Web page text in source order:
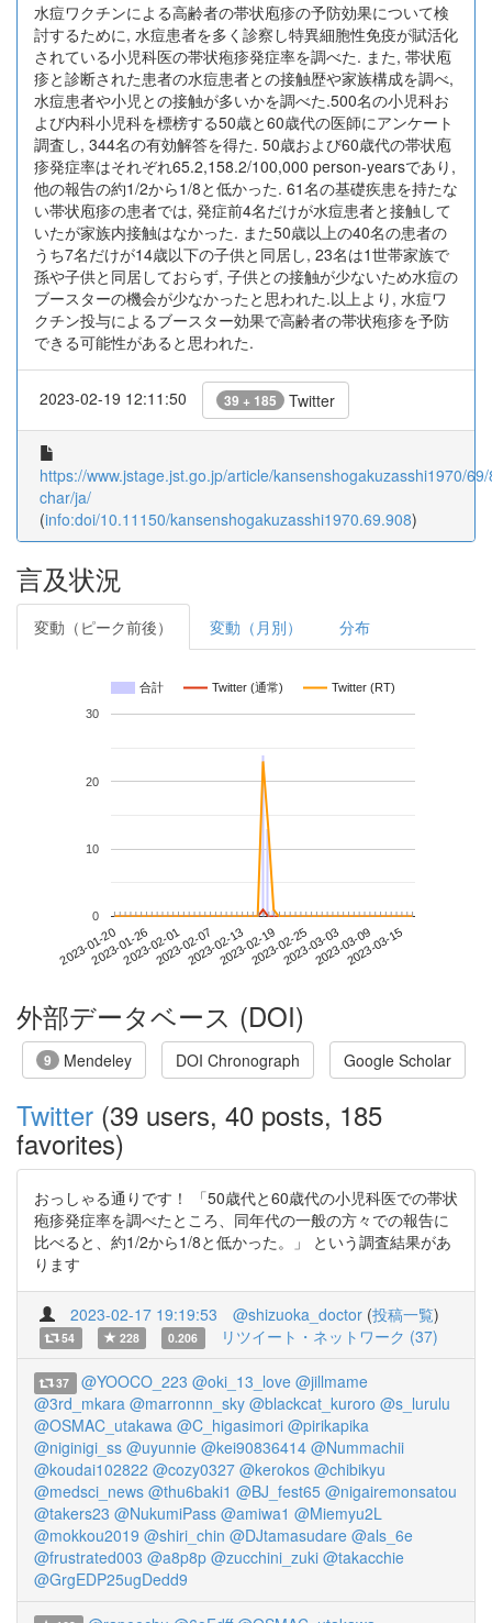
水痘ワクチンによる高齢者の帯状庖疹の予防効果について検
討するために, 水痘患者を多く診察し特異細胞性免疫が賦活化
されている小児科医の帯状疱疹発症率を調べた. また, 帯状庖
疹と診断された患者の水痘患者との接触歴や家族構成を調べ,
水痘患者や小児との接触が多いかを調べた.500名の小児科お
よび内科小児科を標榜する50歳と60歳代の医師にアンケート
調査し, 344名の有効解答を得た. 50歳および60歳代の帯状庖
疹発症率はそれぞれ65.2,158.2/100,000 person-yearsであり,
他の報告の約1/2から1/8と低かった. 61名の基礎疾患を持たな
い帯状庖疹の患者では, 発症前4名だけが水痘患者と接触して
いたが家族内接触はなかった. また50歳以上の40名の患者の
うち7名だけが14歳以下の子供と同居し, 23名は1世帯家族で
孫や子供と同居しておらず, 子供との接触が少ないため水痘の
ブースターの機会が少なかったと思われた.以上より, 水痘ワ
クチン投与によるブースター効果で高齢者の帯状疱疹を予防
できる可能性があると思われた.
2023-02-19 12:11:50 39 + 185 Twitter
https://www.jstage.jst.go.jp/article/kansenshogakuzasshi1970/
char/ja/
(info:doi/10.11150/kansenshogakuzasshi1970.69.908)
言及状況
変動（ピーク前後） 変動（月別） 分布
合計 Twitter (通常) Twitter (RT)
2023-01-202023-01-262023-02-012023-02-072023-02-132023-02-192023-02-252023-03-032023-03-092023-03-15
0
10
20
30
外部データベース (DOI)
9 Mendeley DOI Chronograph Google Scholar
Twitter (39 users, 40 posts, 185
favorites)
おっしゃる通りです！ 「50歳代と60歳代の小児科医での帯状
疱疹発症率を調べたところ、同年代の一般の方々での報告に
比べると、約1/2から1/8と低かった。」 という調査結果があ
ります
2023-02-17 19:19:53 @shizuoka_doctor (投稿一覧)
54 228 0.206 リツイート・ネットワーク (37)
37 @YOOCO_223 @oki_13_love @jillmame
@3rd_mkara @marronnn_sky @blackcat_kuroro @s_lurulu
@OSMAC_utakawa @C_higasimori @pirikapika
@niginigi_ss @uyunnie @kei90836414 @Nummachii
@koudai102822 @cozy0327 @kerokos @chibikyu
@medsci_news @thu6baki1 @BJ_fest65 @nigairemonsatou
@takers23 @NukumiPass @amiwa1 @Miemyu2L
@mokkou2019 @shiri_chin @DJtamasudare @als_6e
@frustrated003 @a8p8p @zucchini_zuki @takacchie
@GrgEDP25ugDedd9